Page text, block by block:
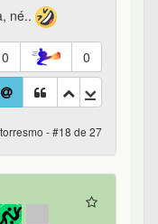
né..
0 0
torresmo - #18 de 27